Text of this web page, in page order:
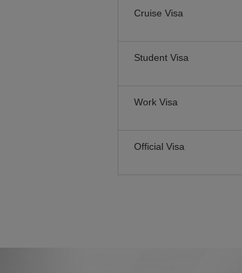
Cruise Visa
Student Visa
Work Visa
Official Visa